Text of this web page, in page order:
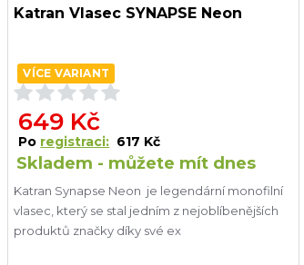
Katran Vlasec SYNAPSE Neon
VÍCE VARIANT
649 Kč
Po registraci: 617 Kč
Skladem - můžete mít dnes
Katran Synapse Neon je legendární monofilní
vlasec, který se stal jedním z nejoblíbenějších
produktů značky díky své ex